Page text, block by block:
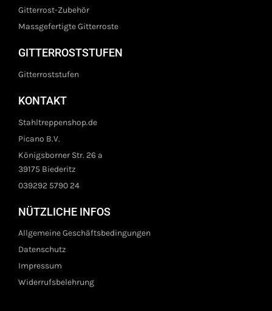
Gitterrost-Zubehör
Massgefertigte Gitterroste
GITTERROSTSTUFEN
Gitterroststufen
KONTAKT
Stahltreppenshop.de
Picano B.V.
Königsborner Str. 26 a
39175 Biederitz
039292 5790 24
NÜTZLICHE INFOS
Allgemeine Geschäftsbedingungen
Datenschutz
Impressum
Widerrufsbelehrung